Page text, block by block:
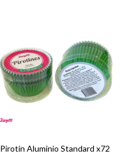
Pirotín Aluminio Standard x72